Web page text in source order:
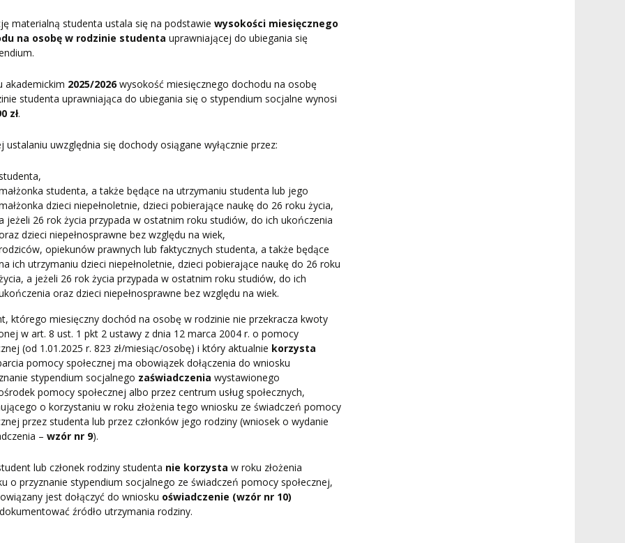
materialną studenta ustala się na podstawiewysokości miesięcznego
na osobę w rodzinie studenta uprawniającej do ubiegania się
akademickim 2025/2026wysokość miesięcznego dochodu na osobę
studenta uprawniająca do ubiegania się o stypendium socjalne wynosi
zł.
ustalaniu uwzględnia się dochody osiągane wyłącznie przez:
studenta, a także będące na utrzymaniu studenta lub jego
dzieci niepełnoletnie, dzieci pobierające naukę do 26 roku życia,
jeżeli 26 rok życia przypada w ostatnim roku studiów, do ich ukończenia
dzieci niepełnosprawne bez względu na wiek,
opiekunów prawnych lub faktycznych studenta, a także będące
ich utrzymaniu dzieci niepełnoletnie, dzieci pobierające naukę do 26 roku
a jeżeli 26 rok życia przypada w ostatnim roku studiów, do ich
oraz dzieci niepełnosprawne bez względu na wiek.
którego miesięczny dochód na osobę w rodzinie nie przekracza kwoty
w art. 8 ust. 1 pkt 2 ustawy z dnia 12 marca 2004 r. o pomocy
(od 1.01.2025 r. 823 zł/miesiąc/osobę) i który aktualnie korzysta
pomocy społecznej ma obowiązek dołączenia do wniosku
stypendium socjalnego zaświadczenia wystawionego
pomocy społecznej albo przez centrum usług społecznych,
o korzystaniu w roku złożenia tego wniosku ze świadczeń pomocy
przez studenta lub przez członków jego rodziny (wniosek o wydanie
–wzór nr 9).
lub członek rodziny studenta nie korzysta w roku złożenia
o przyznanie stypendium socjalnego ze świadczeń pomocy społecznej,
jest dołączyć do wniosku oświadczenie (wzór nr 10)
źródło utrzymania rodziny.